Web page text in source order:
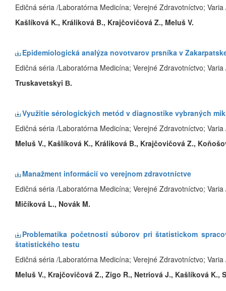
Edičná séria /Laboratórna Medicína; Verejné Zdravotníctvo; Varia
Kašlíková K., Králiková B., Krajčovičová Z., Meluš V.
Epidemiologická analýza novotvarov prsníka v
Edičná séria /Laboratórna Medicína; Verejné Zdravotníctvo; Varia
Truskavetskyi В.
Využitie sérologických metód v diagnostike vybraných
Edičná séria /Laboratórna Medicína; Verejné Zdravotníctvo; Varia
Meluš V., Kašlíková K., Králiková B., Krajčovičová Z.,
Manažment informácií vo verejnom zdravotníctve
Edičná séria /Laboratórna Medicína; Verejné Zdravotníctvo; Varia
Mičíková L., Novák M.
Problematika početnosti súborov pri štatistickom
štatistického testu
Edičná séria /Laboratórna Medicína; Verejné Zdravotníctvo; Varia
Meluš V., Krajčovičová Z., Zigo R., Netriová J., Kašlíková K.,